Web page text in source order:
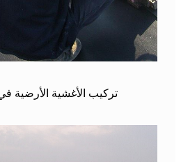
تركيب الأغشية الأرضية